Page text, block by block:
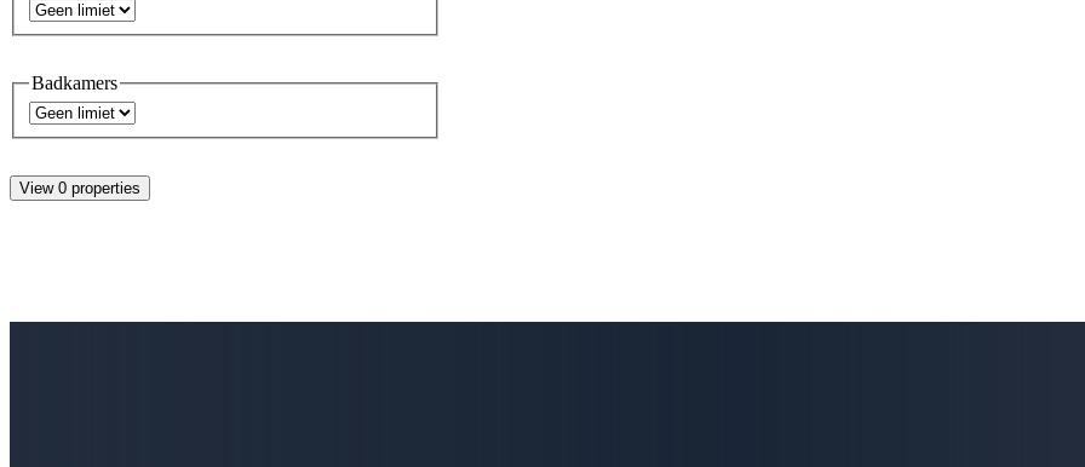
Badkamers
View 0 properties